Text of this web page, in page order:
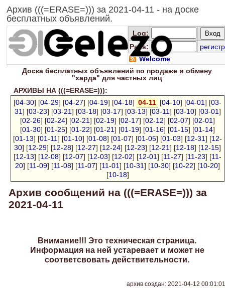
Архив (((=ERASE=))) за 2021-04-11 - на доске
бесплатных объявлений.
Log:
Pass:
регистр
Welcome
Доска бесплатныхобъявлений по продаже и обмену
"харда" для частных лиц
АРХИВЫ НА (((=ERASE=))):
[04-30] [04-29] [04-27] [04-19] [04-18] 04-11 [04-10] [04-01] [03-
31] [03-23] [03-21] [03-18] [03-17] [03-13] [03-11] [03-10] [03-01]
[02-26] [02-24] [02-21] [02-19] [02-17] [02-12] [02-07] [02-01]
[01-30] [01-25] [01-22] [01-21] [01-19] [01-16] [01-15] [01-14]
[01-13] [01-11] [01-10] [01-08] [01-07] [01-05] [01-03] [12-31] [12-
30] [12-29] [12-28] [12-27] [12-24] [12-23] [12-21] [12-18] [12-15]
[12-13] [12-08] [12-07] [12-03] [12-02] [12-01] [11-27] [11-23] [11-
20] [11-09] [11-08] [11-07] [11-01] [10-31] [10-30] [10-22] [10-20]
[10-18]
Архив сообщений на (((=ERASE=))) за
2021-04-11
Внимание!!! Это техническая страница.
Информация на ней устаревает и может не
соответсвовать действительности.
архив создан: 2021-04-12 00:01:01